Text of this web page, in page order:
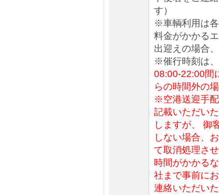
す）
※車輌利用は
料金がかかる
出迎えの場合
※催行時刻は
08:00-22:00間
らの時間外の
※空港送迎手
記載いただい
しますが、 御
しない場合、
て取消処理さ
時間がかかる
社まで事前に
連絡いただい